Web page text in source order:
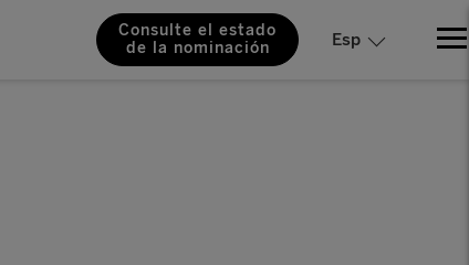
Consulte el estado
de la nominación
Esp